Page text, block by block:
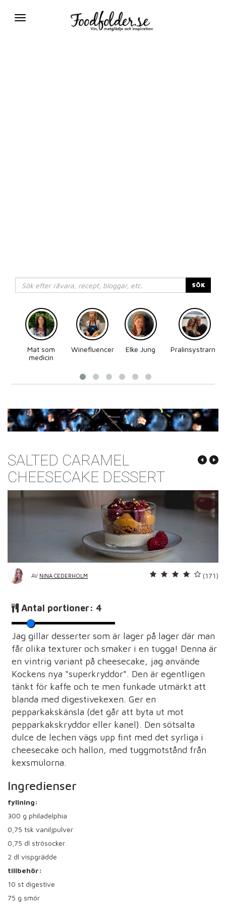
Växla
SÖK
Mat som
medicin
Winefluencer Elke Jung
Pralinsystrarna
SALTED CARAMEL
CHEESECAKE DESSERT
AV NINA CEDERHOLM (171)
Antal portioner: 4
Jag gillar desserter som är lager på lager där man
får olika texturer och smaker i en tugga! Denna är
en vintrig variant på cheesecake, jag använde
Kockens nya "superkryddor". Den är egentligen
tänkt för kaffe och te men funkade utmärkt att
blanda med digestivekexen. Ger en
pepparkakskänsla (det går att byta ut mot
pepparkakskryddor eller kanel). Den sötsalta
dulce de lechen vägs upp fint med det syrliga i
cheesecake och hallon, med tuggmotstånd från
kexsmulorna.
Ingredienser
fyllning:
300 g philadelphia
0,75 tsk vaniljpulver
0,75 dl strösocker
2 dl vispgrädde
tillbehör:
10 st digestive
75 g smör